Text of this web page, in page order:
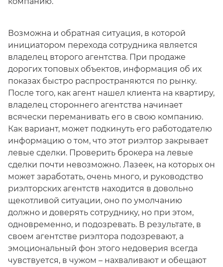
Возможна и обратная ситуация, в которой
инициатором перехода сотрудника является
владелец второго агентства. При продаже
дорогих топовых объектов, информация об их
показах быстро распространяются по рынку.
После того, как агент нашел клиента на квартиру,
владелец стороннего агентства начинает
всячески переманивать его в свою компанию.
Как вариант, может подкинуть его работодателю
информацию о том, что этот риэлтор закрывает
левые сделки. Проверить брокера на левые
сделки почти невозможно. Лазеек, на которых он
может заработать, очень много, и руководство
риэлторских агентств находится в довольно
щекотливой ситуации, оно по умолчанию
должно и доверять сотруднику, но при этом,
одновременно, и подозревать. В результате, в
своем агентстве риэлтора подозревают, а
эмоциональный фон этого недоверия всегда
чувствуется, в чужом – нахваливают и обещают